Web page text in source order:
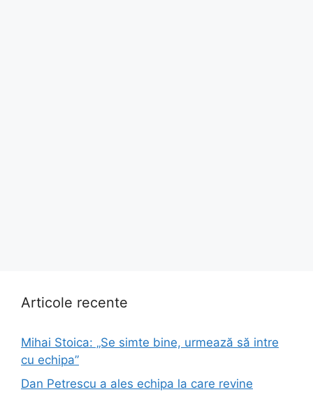
Articole recente
Mihai Stoica: „Se simte bine, urmează să intre
cu echipa”
Dan Petrescu a ales echipa la care revine